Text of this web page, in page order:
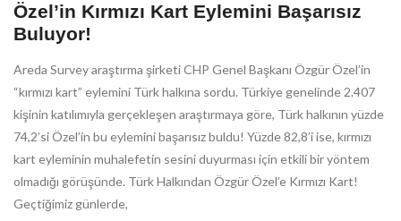
Özel’in Kırmızı Kart Eylemini Başarısız
Buluyor!
Areda Survey araştırma şirketi CHP Genel Başkanı Özgür Özel’in
“kırmızı kart” eylemini Türk halkına sordu. Türkiye genelinde 2.407
kişinin katılımıyla gerçekleşen araştırmaya göre, Türk halkının yüzde
74,2’si Özel’in bu eylemini başarısız buldu! Yüzde 82,8’i ise, kırmızı
kart eyleminin muhalefetin sesini duyurması için etkili bir yöntem
olmadığı görüşünde. Türk Halkından Özgür Özel’e Kırmızı Kart!
Geçtiğimiz günlerde,